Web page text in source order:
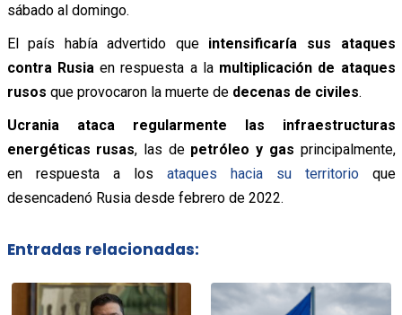
sábado al domingo.
El país había advertido que intensificaría sus ataques
contra Rusia en respuesta a la multiplicación de ataques
rusos que provocaron la muerte de decenas de civiles.
Ucrania ataca regularmente las infraestructuras
energéticas rusas, las de petróleo y gas principalmente,
en respuesta a los ataques hacia su territorioque
desencadenó Rusia desde febrero de 2022.
Entradas relacionadas: